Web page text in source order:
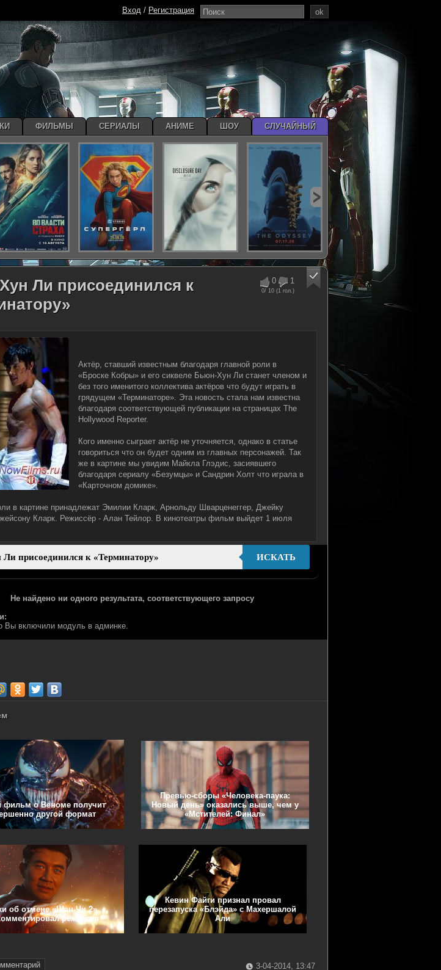
0 1
0/ 10 (1 гол.)
Ли присоединился к
Актёр, ставший известным благодаря главной роли в
«Броске Кобры» и его сиквеле Бьюн-Хун Ли станет членом и
без того именитого коллектива актёров что будут играть в
грядущем «Терминаторе». Эта новость стала нам известна
благодаря соответствующей публикации на страницах The
Hollywood Reporter.
Кого именно сыграет актёр не уточняется, однако в статье
говориться что он будет одним из главных персонажей. Так
же в картине мы увидим Майкла Глэдис, засиявшего
благодаря сериалу «Безумцы» и Сандрин Холт что играла в
«Карточном домике».
в картине принадлежат Эмилии Кларк, Арнольду Шварценеггер, Джейку
Кларк. Режиссёр - Алан Тейлор. В кинотеатры фильм выйдет 1 июля
ИСКАТЬ
Не найдено ни одного результата, соответствующего запросу
Вы включили модуль в админке.
фильм о Веноме получит
другой формат
Превью-сборы «Человека-паука:
Новый день» оказались выше, чем у
«Мстителей: Финал»
об отмене «Шан-Чи 2»
режиссер
Кевин Файги признал провал
перезапуска «Блэйда» с Махершалой
Али
3-04-2014, 13:47
ok
Вход / Регистрация
ФИЛЬМЫ СЕРИАЛЫ АНИМЕ ШОУ СЛУЧАЙНЫЙ